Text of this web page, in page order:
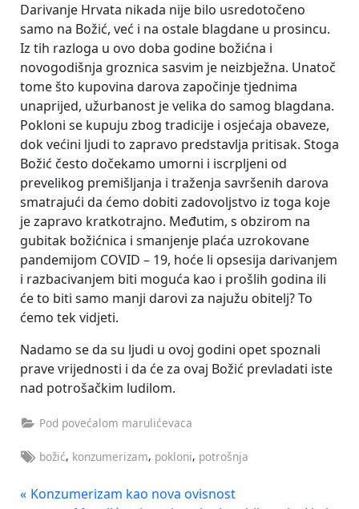
Darivanje Hrvata nikada nije bilo usredotočeno
samo na Božić, već i na ostale blagdane u prosincu.
Iz tih razloga u ovo doba godine božićna i
novogodišnja groznica sasvim je neizbježna. Unatoč
tome što kupovina darova započinje tjednima
unaprijed, užurbanost je velika do samog blagdana.
Pokloni se kupuju zbog tradicije i osjećaja obaveze,
dok većini ljudi to zapravo predstavlja pritisak. Stoga
Božić često dočekamo umorni i iscrpljeni od
prevelikog premišljanja i traženja savršenih darova
smatrajući da ćemo dobiti zadovoljstvo iz toga koje
je zapravo kratkotrajno. Međutim, s obzirom na
gubitak božićnica i smanjenje plaća uzrokovane
pandemijom COVID – 19, hoće li opsesija darivanjem
i razbacivanjem biti moguća kao i prošlih godina ili
će to biti samo manji darovi za najužu obitelj? To
ćemo tek vidjeti.
Nadamo se da su ljudi u ovoj godini opet spoznali
prave vrijednosti i da će za ovaj Božić prevladati iste
nad potrošačkim ludilom.
Pod povećalom marulićevaca
Tags:
božić, konzumerizam, pokloni, potrošnja
Navigacija
P
Konzumerizam kao nova ovisnost